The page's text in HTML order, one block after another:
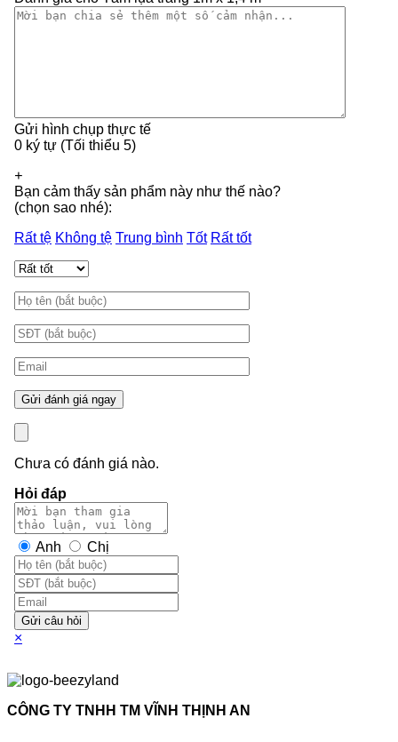
Gửi hình chụp thực tế
0 ký tự (Tối thiểu 5)
+
Bạn cảm thấy sản phẩm này như thế nào?
(chọn sao nhé):
Rất tệ Không tệ Trung bình Tốt Rất tốt
Chưa có đánh giá nào.
Hỏi đáp
Anh Chị
Gửi câu hỏi
×
CÔNG TY TNHH TM VĨNH THỊNH AN